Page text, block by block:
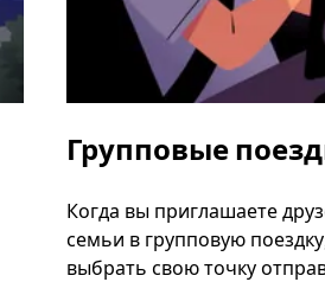
Групповые
Когда вы приглашаете
семьи в групповую
выбрать свою точку